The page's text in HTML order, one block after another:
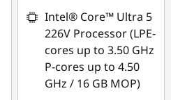
combined
ใช้ eCoupon :
MIDNIGHT
Intel® Core™ Ultra 5
226V Processor (LPE-
cores up to 3.50 GHz
P-cores up to 4.50
GHz / 16 GB MOP)